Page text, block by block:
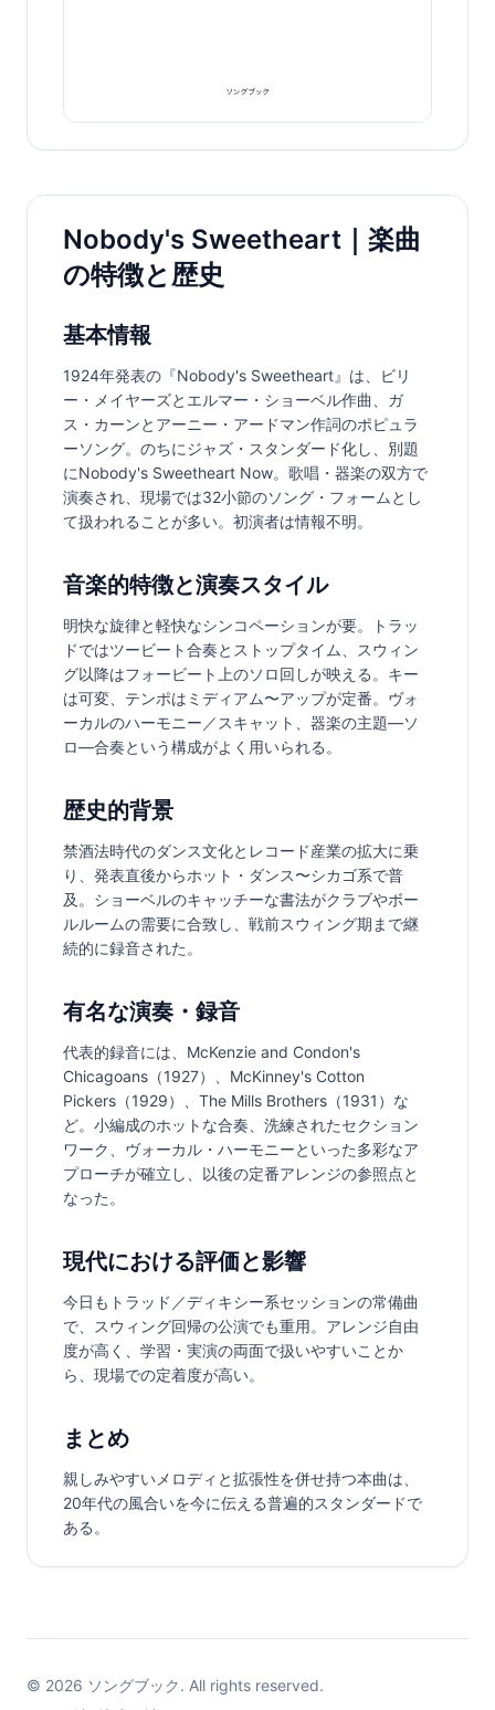
Nobody's Sweetheart｜楽曲
の特徴と歴史
基本情報
1924年発表の『Nobody's Sweetheart』は、ビリ
ー・メイヤーズとエルマー・ショーベル作曲、ガ
ス・カーンとアーニー・アードマン作詞のポピュラ
ーソング。のちにジャズ・スタンダード化し、別題
にNobody's Sweetheart Now。歌唱・器楽の双方で
演奏され、現場では32小節のソング・フォームとし
て扱われることが多い。初演者は情報不明。
音楽的特徴と演奏スタイル
明快な旋律と軽快なシンコペーションが要。トラッ
ドではツービート合奏とストップタイム、スウィン
グ以降はフォービート上のソロ回しが映える。キー
は可変、テンポはミディアム〜アップが定番。ヴォ
ーカルのハーモニー／スキャット、器楽の主題—ソ
ロ—合奏という構成がよく用いられる。
歴史的背景
禁酒法時代のダンス文化とレコード産業の拡大に乗
り、発表直後からホット・ダンス〜シカゴ系で普
及。ショーベルのキャッチーな書法がクラブやボー
ルルームの需要に合致し、戦前スウィング期まで継
続的に録音された。
有名な演奏・録音
代表的録音には、McKenzie and Condon's
Chicagoans（1927）、McKinney's Cotton
Pickers（1929）、The Mills Brothers（1931）な
ど。小編成のホットな合奏、洗練されたセクション
ワーク、ヴォーカル・ハーモニーといった多彩なア
プローチが確立し、以後の定番アレンジの参照点と
なった。
現代における評価と影響
今日もトラッド／ディキシー系セッションの常備曲
で、スウィング回帰の公演でも重用。アレンジ自由
度が高く、学習・実演の両面で扱いやすいことか
ら、現場での定着度が高い。
まとめ
親しみやすいメロディと拡張性を併せ持つ本曲は、
20年代の風合いを今に伝える普遍的スタンダードで
ある。
© 2026 ソングブック. All rights reserved.